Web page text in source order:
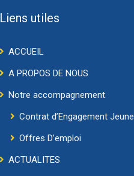
Liens utiles
ACCUEIL
A PROPOS DE NOUS
Notre accompagnement
Contrat d’Engagement Jeune
Offres D’emploi
ACTUALITES